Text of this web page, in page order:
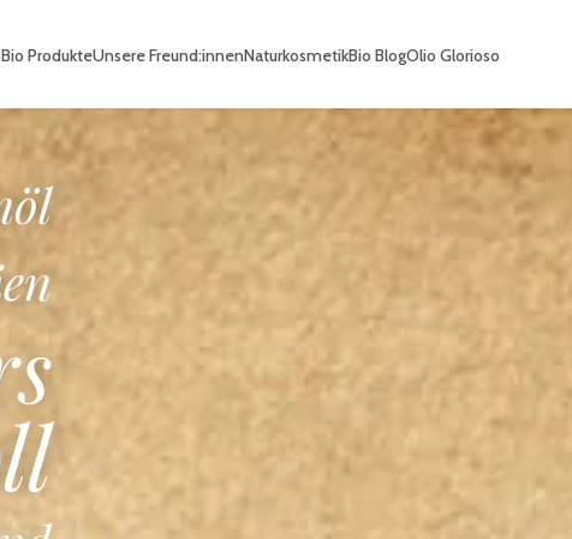
ProdukteUnsere Freund:innenNaturkosmetikBio BlogOlio Glorioso